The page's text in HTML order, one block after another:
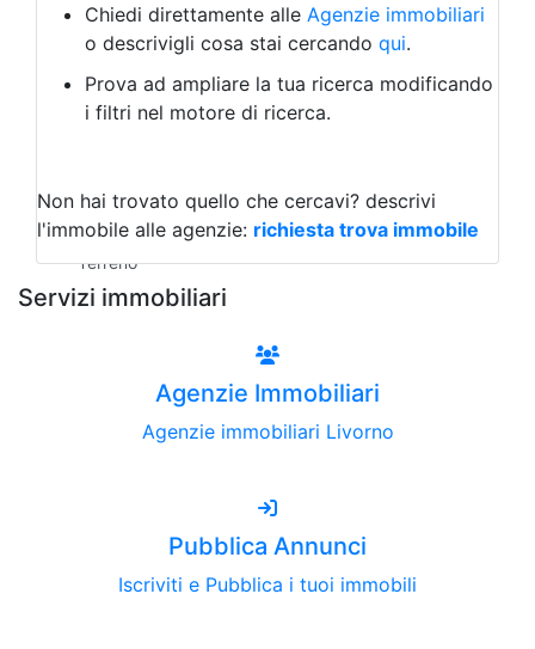
Albergo
Laboratorio Artigianale
Negozio/locale commerciale
Agriturismo
Magazzini
Qualsiasi
Terreno edificabile
Terreno
Chiedi direttamente alle Agenzie immobiliari
o descrivigli cosa stai cercando qui.
Prova ad ampliare la tua ricerca modificando
i filtri nel motore di ricerca.
Non hai trovato quello che cercavi? descrivi
l'immobile alle agenzie: richiesta trova immobile
Servizi immobiliari
Agenzie Immobiliari
Agenzie immobiliari Livorno
Pubblica Annunci
Iscriviti e Pubblica i tuoi immobili